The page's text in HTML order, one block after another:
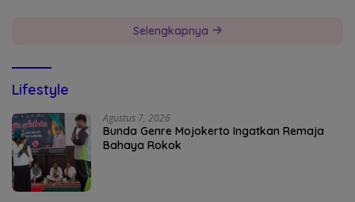
Selengkapnya
Lifestyle
Agustus 7, 2026
Bunda Genre Mojokerto Ingatkan Remaja
Bahaya Rokok